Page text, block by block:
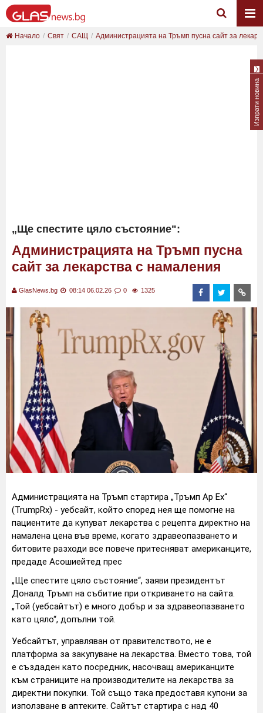
Начало Свят САЩ Администрацията на Тръмп пусна сайт за
„Ще спестите цяло състояние":
Администрацията на Тръмп пусна
сайт за лекарства с намаления
GlasNews.bg 08:14 06.02.26 0 1325
Администрацията на Тръмп стартира „Тръмп Ар Ех“
(TrumpRx) - уебсайт, който според нея ще помогне на
пациентите да купуват лекарства с рецепта директно на
намалена цена във време, когато здравеопазването и
битовите разходи все повече притесняват американците,
предаде Асошиейтед прес
„Ще спестите цяло състояние“, заяви президентът
Доналд Тръмп на събитие при откриването на сайта.
„Той (уебсайтът) е много добър и за здравеопазването
като цяло“, допълни той.
Уебсайтът, управляван от правителството, не е
платформа за закупуване на лекарства. Вместо това, той
е създаден като посредник, насочващ американците
към страниците на производителите на лекарства за
директни покупки. Той също така предоставя купони за
използване в аптеките. Сайтът стартира с над 40
Изпрати новина